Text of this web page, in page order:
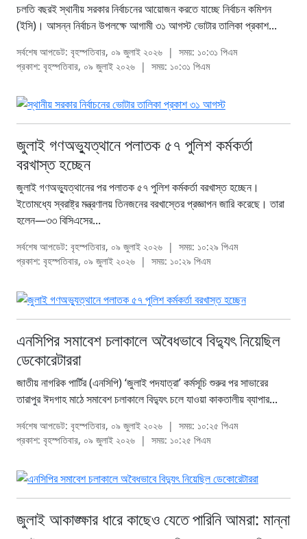
চলতি বছরই স্থানীয় সরকার নির্বাচনের আয়োজন করতে যাচ্ছে নির্বাচন কমিশন
(ইসি)। আসন্ন নির্বাচন উপলক্ষে আগামী ৩১ আগস্ট ভোটার তালিকা প্রকাশ...
সর্বশেষ আপডেট: বৃহস্পতিবার, ০৯ জুলাই ২০২৬ | সময়: ১০:৩১ পিএম
প্রকাশ: বৃহস্পতিবার, ০৯ জুলাই ২০২৬ | সময়: ১০:৩১ পিএম
জুলাই গণঅভ্যুত্থানে পলাতক ৫৭ পুলিশ কর্মকর্তা
বরখাস্ত হচ্ছেন
জুলাই গণঅভ্যুত্থানের পর পলাতক ৫৭ পুলিশ কর্মকর্তা বরখাস্ত হচ্ছেন।
ইতোমধ্যে স্বরাষ্ট্র মন্ত্রণালয় তিনজনের বরখাস্তের প্রজ্ঞাপন জারি করেছে। তারা
হলেন—৩৩ বিসিএসের...
সর্বশেষ আপডেট: বৃহস্পতিবার, ০৯ জুলাই ২০২৬ | সময়: ১০:২৯ পিএম
প্রকাশ: বৃহস্পতিবার, ০৯ জুলাই ২০২৬ | সময়: ১০:২৯ পিএম
এনসিপির সমাবেশ চলাকালে অবৈধভাবে বিদ্যুৎ নিয়েছিল
ডেকোরেটাররা
জাতীয় নাগরিক পার্টির (এনসিপি) ‘জুলাই পদযাত্রা’ কর্মসূচি শুরুর পর সাভারের
তারাপুর ঈদগাহ মাঠে সমাবেশ চলাকালে বিদ্যুৎ চলে যাওয়া কাকতালীয় ব্যাপার...
সর্বশেষ আপডেট: বৃহস্পতিবার, ০৯ জুলাই ২০২৬ | সময়: ১০:২৫ পিএম
প্রকাশ: বৃহস্পতিবার, ০৯ জুলাই ২০২৬ | সময়: ১০:২৫ পিএম
জুলাই আকাঙ্ক্ষার ধারে কাছেও যেতে পারিনি আমরা: মান্না